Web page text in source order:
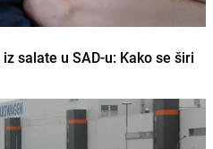
salate u SAD-u: Kako se širi